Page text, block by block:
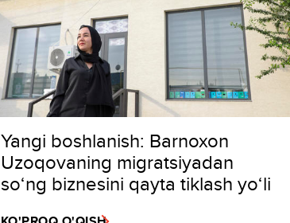
Yangi boshlanish: Barnoxon
Uzoqovaning migratsiyadan
so‘ng biznesini qayta tiklash yo‘li